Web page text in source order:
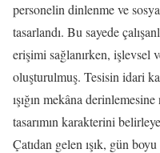
personelin dinlenme ve
tasarlandı. Bu sayede
erişimi sağlanırken, işlevsel
oluşturulmuş. Tesisin idari
ışığın mekâna
tasarımın karakterini
Çatıdan gelen ışık, gün